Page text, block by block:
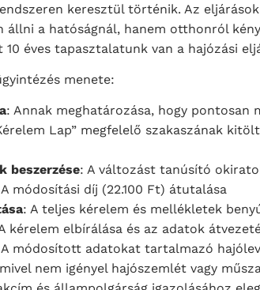
keresztül történik. Az
állni a hatóságnál, hanem otthonról
10 éves tapasztalatunk van a hajózási
menete:
: Annak meghatározása, hogy pontosan
Lap” megfelelő szakaszának
beszerzése: A változást tanúsító
módosítási díj (22.100 Ft) átutalása
: A teljes kérelem és mellékletek
kérelem elbírálása és az adatok
módosított adatokat tartalmazó
nem igényel hajószemlét vagy